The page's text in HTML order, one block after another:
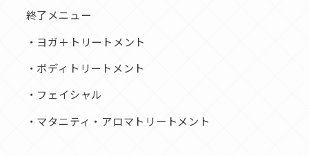
終了メニュー
・ヨガ＋トリートメント
・ボディトリートメント
・フェイシャル
・マタニティ・アロマトリートメント